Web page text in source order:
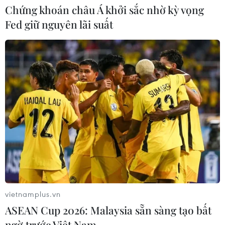
ASEAN
08/08/2026 04:43
Xem thêm
CƠ QUAN CHỦ QUẢN: THÔNG TẤN XÃ VIỆT NAM
Tổng Biên tập: TRẦN TIẾN DUẨN
Phó Tổng Biên tập: NGUYỄN THỊ TÁM, KHÚC THANH
THỦY
Sở hữu trí tuệ
Quy định sử dụng
Chứng khoán châu Á khởi sắc nhờ kỳ vọng
Fed giữ nguyên lãi suất
vietnamplus.vn
ASEAN Cup 2026: Malaysia sẵn sàng tạo bất